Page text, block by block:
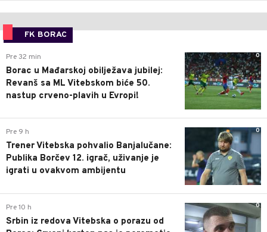
FK BORAC
0
Pre 32 min
Borac u Mađarskoj obilježava jubilej:
Revanš sa ML Vitebskom biće 50.
nastup crveno-plavih u Evropi!
0
Pre 9 h
Trener Vitebska pohvalio Banjalučane:
Publika Borčev 12. igrač, uživanje je
igrati u ovakvom ambijentu
0
Pre 10 h
Srbin iz redova Vitebska o porazu od